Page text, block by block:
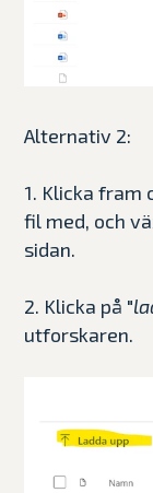
Alternativ 2:
1. Klicka fram
fil med, och
sidan.
2. Klicka på "
utforskaren.